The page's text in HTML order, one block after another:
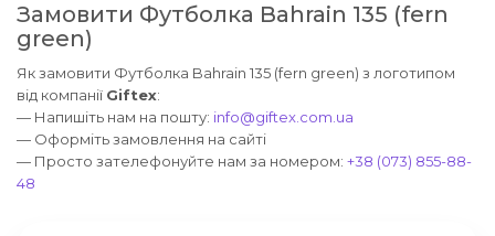
Замовити Футболка Bahrain 135 (fern
green)
Як замовити Футболка Bahrain 135 (fern green) з логотипом
від компанії Giftex:
— Напишіть нам на пошту: info@giftex.com.ua
— Оформіть замовлення на сайті
— Просто зателефонуйте нам за номером: +38 (073) 855-88-
48